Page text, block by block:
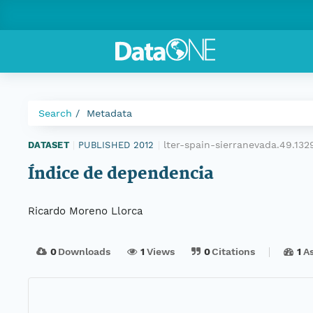
Search Metadata
DATASET PUBLISHED 2012 lter-spain-
Índice de dependencia
Ricardo Moreno Llorca
0Downloads 1 Views 0Citations 1